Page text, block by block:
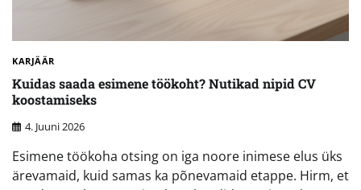
KARJÄÄR
Kuidas saada esimene töökoht? Nutikad nipid CV
koostamiseks
4. Juuni 2026
Esimene töökoha otsing on iga noore inimese elus üks
ärevamaid, kuid samas ka põnevamaid etappe. Hirm, et